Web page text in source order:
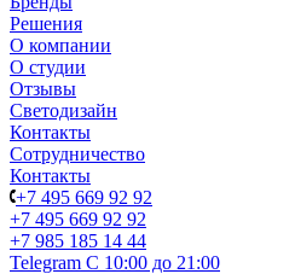
Решения
О компании
О студии
Отзывы
Светодизайн
Контакты
Сотрудничество
Контакты
+7 495 669 92 92
+7 495 669 92 92
+7 985 185 14 44
Telegram С 10:00 до 21:00